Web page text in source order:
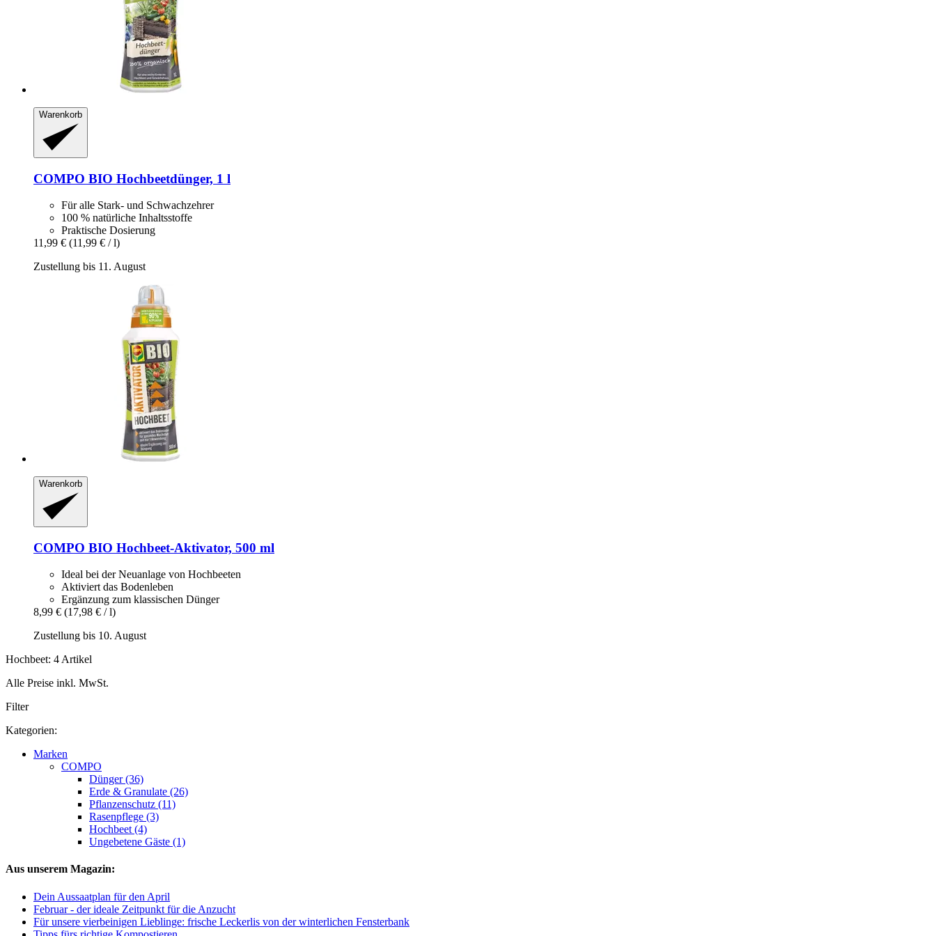
Warenkorb
COMPO BIO Hochbeetdünger, 1 l
Für alle Stark- und Schwachzehrer
100 % natürliche Inhaltsstoffe
Praktische Dosierung
11,99 € (11,99 € / l)
Zustellung bis 11. August
Warenkorb
COMPO BIO Hochbeet-​Aktivator, 500 ml
Ideal bei der Neuanlage von Hochbeeten
Aktiviert das Bodenleben
Ergänzung zum klassischen Dünger
8,99 € (17,98 € / l)
Zustellung bis 10. August
Hochbeet: 4 Artikel
Alle Preise inkl. MwSt.
Filter
Kategorien:
Marken
COMPO
Dünger (36)
Erde & Granulate (26)
Pflanzenschutz (11)
Rasenpflege (3)
Hochbeet (4)
Ungebetene Gäste (1)
Aus unserem Magazin:
Dein Aussaatplan für den April
Februar - der ideale Zeitpunkt für die Anzucht
Für unsere vierbeinigen Lieblinge: frische Leckerlis von der winterlichen Fensterbank